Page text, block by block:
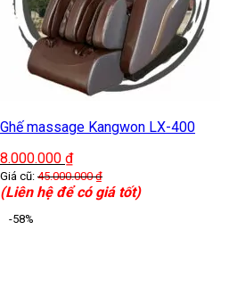
Ghế massage Kangwon LX-400
8.000.000 ₫
Giá cũ: 45.000.000₫
(Liên hệ để có giá tốt)
-58%